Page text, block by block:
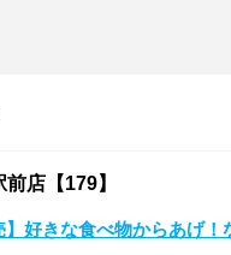
店【179】
】好きな食べ物からあげ